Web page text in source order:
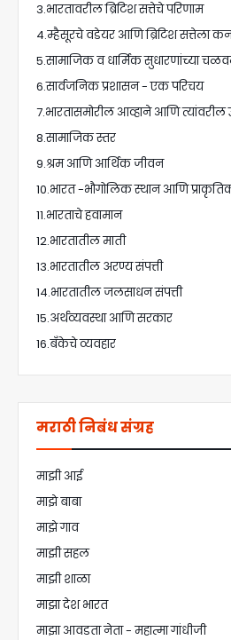
3.भारतावरील ब्रिटिश सत्तेचे परिणाम
4.म्हैसूरचे वडेयर आणि ब्रिटिश सत्तेला
5.सामाजिक व धार्मिक सुधारणांच्या
6.सार्वजनिक प्रशासन - एक परिचय
7.भारतासमोरील आव्हाने आणि त्यांवरील
8.सामाजिक स्तर
9.श्रम आणि आर्थिक जीवन
10.भारत -भौगोलिक स्थान आणि
11.भारताचे हवामान
12.भारतातील माती
13.भारतातील अरण्य संपत्ती
14.भारतातील जलसाधन संपत्ती
15.अर्थव्यवस्था आणि सरकार
16.बँकेचे व्यवहार
मराठी निबंध संग्रह
माझी आई
माझे बाबा
माझे गाव
माझी सहल
माझी शाळा
माझा देश भारत
माझा आवडता नेता - महात्मा गांधीजी